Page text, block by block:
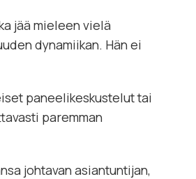
jää mieleen vielä
dynamiikan. Hän ei
paneelikeskustelut tai
paremman
johtavan asiantuntijan,